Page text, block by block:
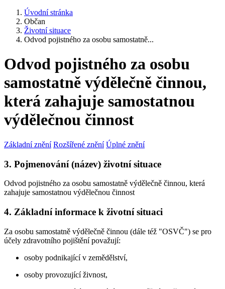
Úvodní stránka
Občan
Životní situace
Odvod pojistného za osobu samostatně...
Odvod pojistného za osobu
samostatně výdělečně činnou,
která zahajuje samostatnou
výdělečnou činnost
Základní znění Rozšířené znění Úplné znění
3. Pojmenování (název) životní situace
Odvod pojistného za osobu samostatně výdělečně činnou, která
zahajuje samostatnou výdělečnou činnost
4. Základní informace k životní situaci
Za osobu samostatně výdělečně činnou (dále též "OSVČ") se pro
účely zdravotního pojištění považují:
osoby podnikající v zemědělství,
osoby provozující živnost,